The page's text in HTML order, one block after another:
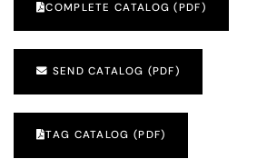
COMPLETE CATALOG (PDF)
SEND CATALOG (PDF)
TAG CATALOG (PDF)